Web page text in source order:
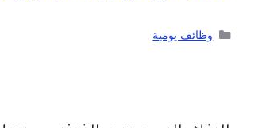
وظائف يومية